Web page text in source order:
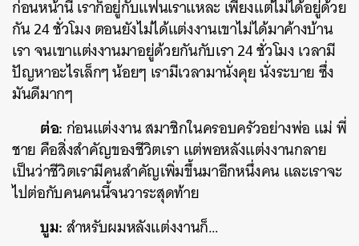
ก่อนหน้านี้ เราก็อยู่กับแฟนเราแหละ เพียงแต่ไม่ได้อยู่ด้วย
กัน 24 ชั่วโมง ตอนยังไม่ได้แต่งงานเขาไม่ได้มาค้างบ้าน
เรา จนเขาแต่งงานมาอยู่ด้วยกันกับเรา 24 ชั่วโมง เวลามี
ปัญหาอะไรเล็กๆ น้อยๆ เรามีเวลามานั่งคุย นั่งระบาย ซึ่ง
มันดีมากๆ
ต่อ:ก่อนแต่งงาน สมาชิกในครอบครัวอย่างพ่อ แม่ พี่
ชาย คือสิ่งสำคัญของชีวิตเรา แต่พอหลังแต่งงานกลาย
เป็นว่าชีวิตเรามีคนสำคัญเพิ่มขึ้นมาอีกหนึ่งคน และเราจะ
ไปต่อกับคนคนนี้จนวาระสุดท้าย
บูม:สำหรับผมหลังแต่งงานก็…